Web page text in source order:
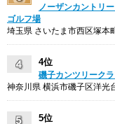
ノーザンカントリ
ゴルフ場
埼玉県 さいたま市西区塚本
4位
磯子カンツリーク
神奈川県 横浜市磯子区洋光
5位